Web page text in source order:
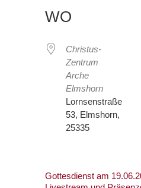
WO
Christus-
Zentrum
Arche
Elmshorn
Lornsenstraße
53, Elmshorn,
25335
Gottesdienst am